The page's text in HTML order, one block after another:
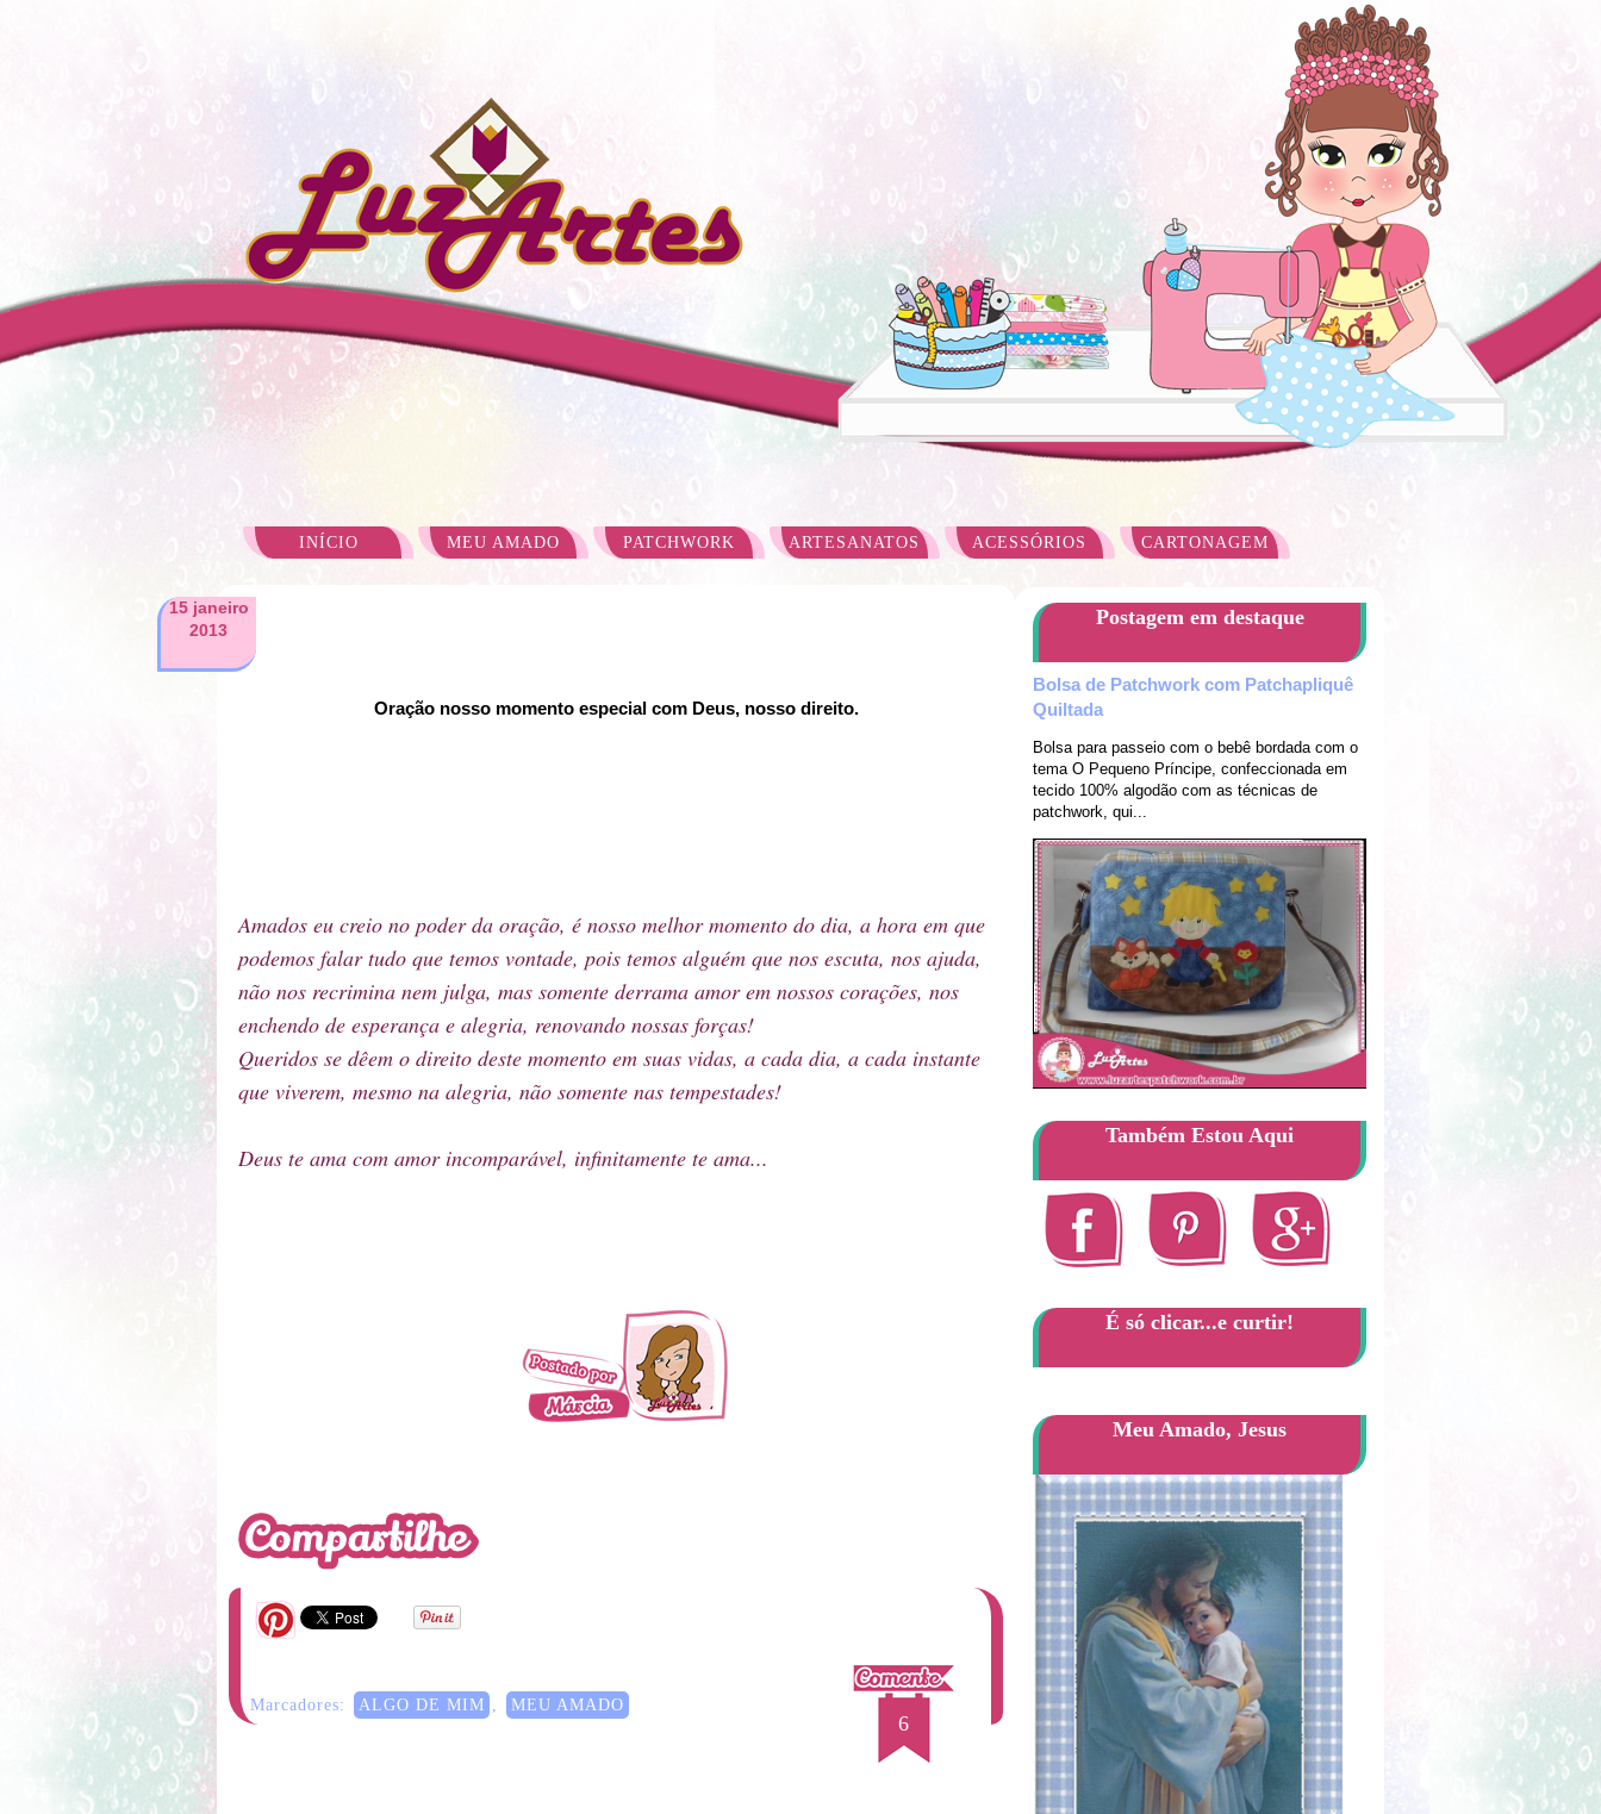
INÍCIO MEU AMADO PATCHWORK ARTESANATOS ACESSÓRIOS CARTONAGEM
15 janeiro
2013
Oração nosso momento especial com Deus, nosso direito.
Amados eu creio no poder da oração, é nosso melhor momento do dia, a hora em que
podemos falar tudo que temos vontade, pois temos alguém que nos escuta, nos ajuda,
não nos recrimina nem julga, mas somente derrama amor em nossos corações, nos
enchendo de esperança e alegria, renovando nossas forças!
Queridos se dêem o direito deste momento em suas vidas, a cada dia, a cada instante
que viverem, mesmo na alegria, não somente nas tempestades!
Deus te ama com amor incomparável, infinitamente te ama...
6
Marcadores: ALGO DE MIM , MEU AMADO
Postagem em destaque
Bolsa de Patchwork com Patchapliquê
Quiltada
Bolsa para passeio com o bebê bordada com o
tema O Pequeno Príncipe, confeccionada em
tecido 100% algodão com as técnicas de
patchwork, qui...
Também Estou Aqui
É só clicar...e curtir!
Meu Amado, Jesus